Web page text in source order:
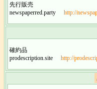
先行販売
newspaperred.party
http://
確約品
prodescription.site
http://